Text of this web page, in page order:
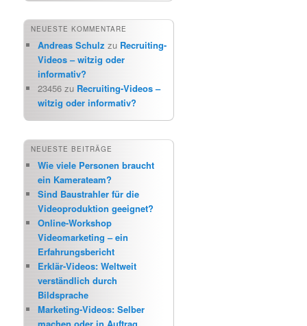
NEUESTE KOMMENTARE
Andreas Schulz zu Recruiting-
Videos – witzig oder
informativ?
23456 zu Recruiting-Videos –
witzig oder informativ?
NEUESTE BEITRÄGE
Wie viele Personen braucht
ein Kamerateam?
Sind Baustrahler für die
Videoproduktion geeignet?
Online-Workshop
Videomarketing – ein
Erfahrungsbericht
Erklär-Videos: Weltweit
verständlich durch
Bildsprache
Marketing-Videos: Selber